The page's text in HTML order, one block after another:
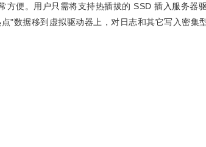
方便。用户只需将支持热插拔的 SSD 插入服务器
"数据移到虚拟驱动器上，对日志和其它写入密集